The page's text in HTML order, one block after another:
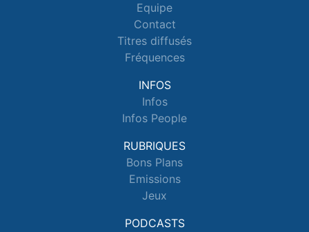
Equipe
Contact
Titres diffusés
Fréquences
INFOS
Infos
Infos People
RUBRIQUES
Bons Plans
Emissions
Jeux
PODCASTS